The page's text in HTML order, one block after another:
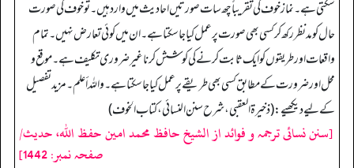
سکتی ہے۔ نماز خوف کی تقریباً چھ سات صورتیں احادیث میں وارد ہیں۔ تو خوف کی صورت
حال کو مدنظر رکھ کر کسی بھی صورت پر عمل کیا جا سکتا ہے۔ ان میں کوئی تعارض نہیں۔ تمام
واقعات اور طریقوں کو ایک ثابت کرنے کی کوشش کرنا غیر ضروری تکلیف ہے۔ موقع و
محل اور ضرورت کے مطابق کسی بھی طریقے پر عمل کیا جا سکتا ہے۔ واللہ أعلم۔ مزید تفصیل
کے لیے دیکھیے: (ذخیرۃ العقبی، شرح سنن النسائي، کتاب الخوف)
[سنن نسائی ترجمہ و فوائد از الشیخ حافظ محمد امین حفظ اللہ، حدیث/
صفحہ نمبر: 1442]